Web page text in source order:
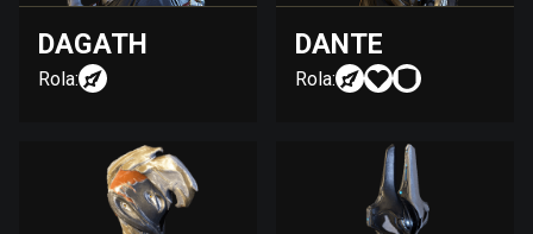
DAGATH
Rola:
DANTE
Rola: